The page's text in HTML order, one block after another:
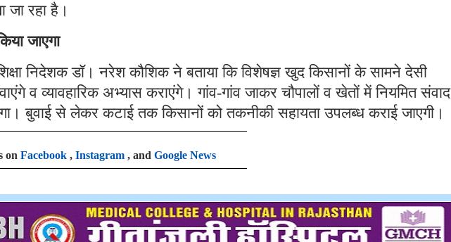
जा रहा है।
जाएगा
निदेशक डॉ। नरेश कौशिक ने बताया कि विशेषज्ञ खुद किसानों के सामने देसी
व व्यावहारिक अभ्यास कराएंगे। गांव-गांव जाकर चौपालों व खेतों में नियमित संवाद
बुवाई से लेकर कटाई तक किसानों को तकनीकी सहायता उपलब्ध कराई जाएगी।
on Facebook , Instagram , and Google News